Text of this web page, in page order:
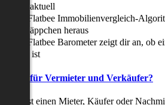
tagesaktuell
Der Flatbee Immobilienvergleich-
Schnäppchen heraus
Der Flatbee Barometer zeigt dir an, ob
teuer ist
für Vermieter und Verkäufer?
suchst einen Mieter, Käufer oder